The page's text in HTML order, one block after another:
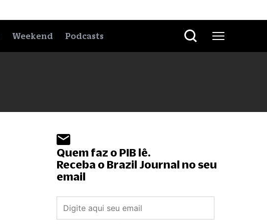
Weekend Podcasts
Quem faz o PIB lê.
Receba o Brazil Journal no seu
email